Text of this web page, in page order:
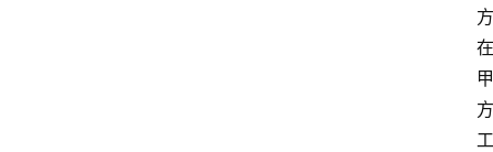
方
在
甲
方
工